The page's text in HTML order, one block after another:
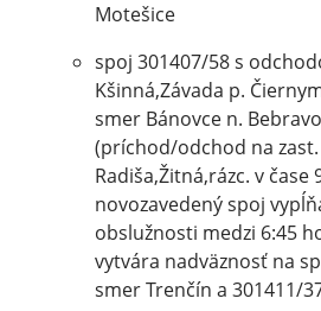
Motešice
spoj 301407/58 s
Kšinná,Závada p.
smer Bánovce n.
(príchod/odchod na
Radiša,Žitná,rázc. v čase
novozavedený spoj
obslužnosti medzi 6:45
vytvára nadväznosť na
smer Trenčín a 301411/